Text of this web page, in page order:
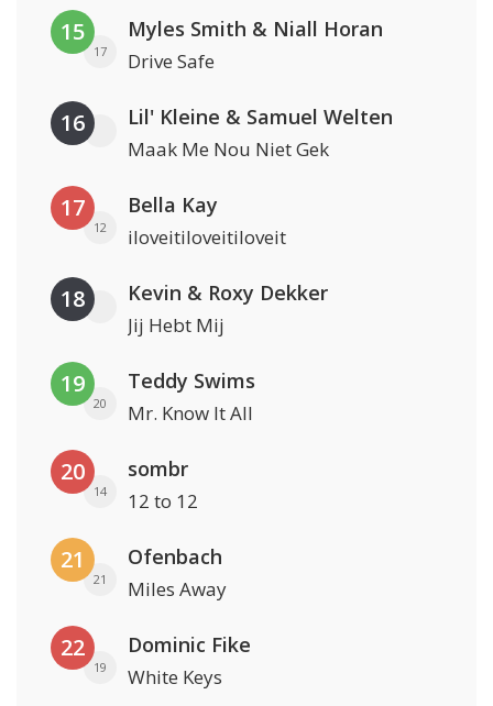
15
17
Myles Smith & Niall Horan
Drive Safe
16 Lil' Kleine & Samuel Welten
Maak Me Nou Niet Gek
17
12
Bella Kay
iloveitiloveitiloveit
18 Kevin & Roxy Dekker
Jij Hebt Mij
19
20
Teddy Swims
Mr. Know It All
20
14
sombr
12 to 12
21
21
Ofenbach
Miles Away
22
19
Dominic Fike
White Keys